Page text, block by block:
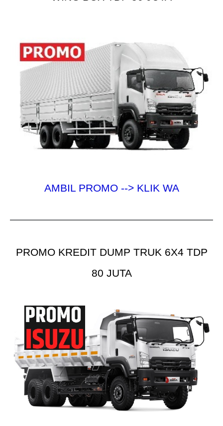
AMBIL PROMO --> KLIK WA
PROMO KREDIT DUMP TRUK 6X4 TDP
80 JUTA